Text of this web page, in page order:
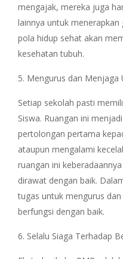
mengajak, mereka juga
lainnya untuk
pola hidup sehat akan
kesehatan tubuh.
5. Mengurus dan Menjaga
Setiap sekolah pasti
Siswa. Ruangan ini
pertolongan pertama
ataupun mengalami
ruangan ini
dirawat dengan baik.
tugas untuk mengurus
berfungsi dengan baik.
6. Selalu Siaga Terhadap